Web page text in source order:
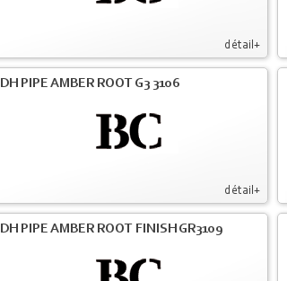
détail+
détail+
DH PIPE AMBER ROOT G3 3106
DH PIPE AMBER ROOT FINISH GR3109